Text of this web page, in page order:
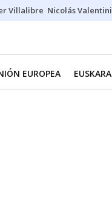
Villalibre Nicolás Valentini
EUROPEA EUSKARA